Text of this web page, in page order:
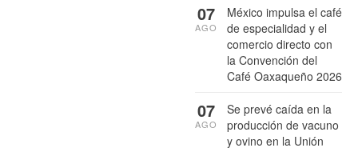
México impulsa el café
de especialidad y el
comercio directo con
la Convención del
Café Oaxaqueño 2026
07
AGO
Se prevé caída en la
producción de vacuno
y ovino en la Unión
07
AGO